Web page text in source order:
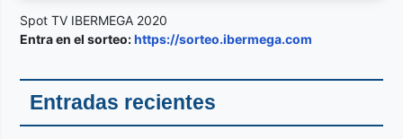
Spot TV IBERMEGA 2020
Entra en el sorteo:https://sorteo.ibermega.com
Entradas recientes